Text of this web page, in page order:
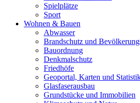
Spielplätze
Sport
Wohnen & Bauen
Abwasser
Brandschutz und
Bauordnung
Denkmalschutz
Friedhöfe
Geoportal, Karten und
Glasfaserausbau
Grundstücke und Immobilien